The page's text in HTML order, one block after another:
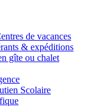
de vacances
& expéditions
gîte ou chalet
Scolaire